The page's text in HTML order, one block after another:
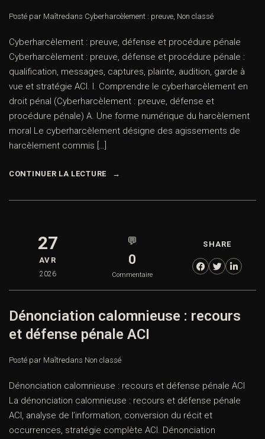
Posté par Maîtredans Cyberharcèlement : preuve, Non classé
Cyberharcèlement : preuve, défense et procédure pénale
Cyberharcèlement : preuve, défense et procédure pénale :
qualification, messages, captures, plainte, audition, garde à
vue et stratégie ACI. I. Comprendre le cyberharcèlement en
droit pénal (Cyberharcèlement : preuve, défense et
procédure pénale) A. Une forme numérique du harcèlement
moral Le cyberharcèlement désigne des agissements de
harcèlement commis […]
CONTINUER LA LECTURE
27
AVR
2026
💬
0
Commentaire
SHARE
Dénonciation calomnieuse : recours
et défense pénale ACI
Posté par Maîtredans Non classé
Dénonciation calomnieuse : recours et défense pénale ACI
La dénonciation calomnieuse : recours et défense pénale
ACI, analyse de l’information, conversion du récit et
occurrences, stratégie complète ACI. Dénonciation